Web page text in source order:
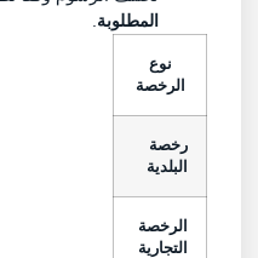
المطلوبة.
نوع
الرخصة
رخصة
البلدية
الرخصة
التجارية